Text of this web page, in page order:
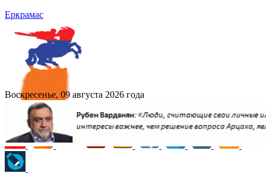
Еркрамас
Воскресенье, 09 августа 2026 года